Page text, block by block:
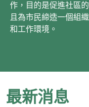
作，目的是促進社區
且為市民締造一個組
和工作環境。
最新消息